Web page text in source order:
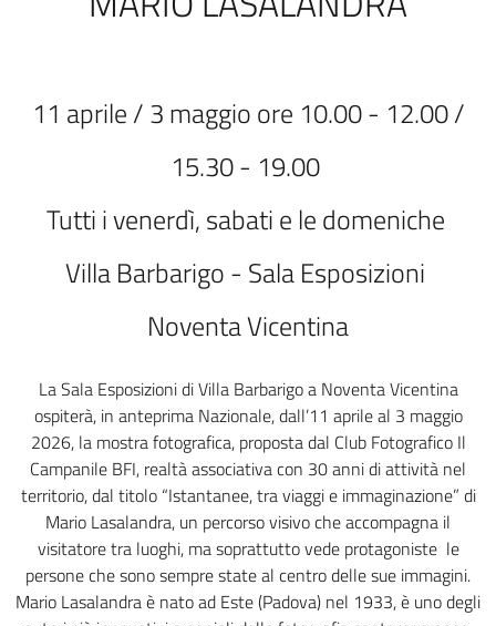
11 aprile / 3 maggio ore 10.00 - 12.00 /
15.30 - 19.00
Tutti i venerdì, sabati e le domeniche
Villa Barbarigo - Sala Esposizioni
Noventa Vicentina
La Sala Esposizioni di Villa Barbarigo a Noventa Vicentina
ospiterà, in anteprima Nazionale, dall’11 aprile al 3 maggio
2026, la mostra fotografica, proposta dal Club Fotografico Il
Campanile BFI, realtà associativa con 30 anni di attività nel
territorio, dal titolo “Istantanee, tra viaggi e immaginazione” di
Mario Lasalandra, un percorso visivo che accompagna il
visitatore tra luoghi, ma soprattutto vede protagoniste le
persone che sono sempre state al centro delle sue immagini.
Mario Lasalandra è nato ad Este (Padova) nel 1933, è uno degli